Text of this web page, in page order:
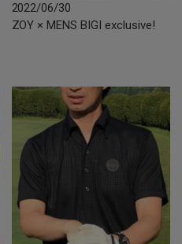
2022/06/30
ZOY × MENS BIGI exclusive!